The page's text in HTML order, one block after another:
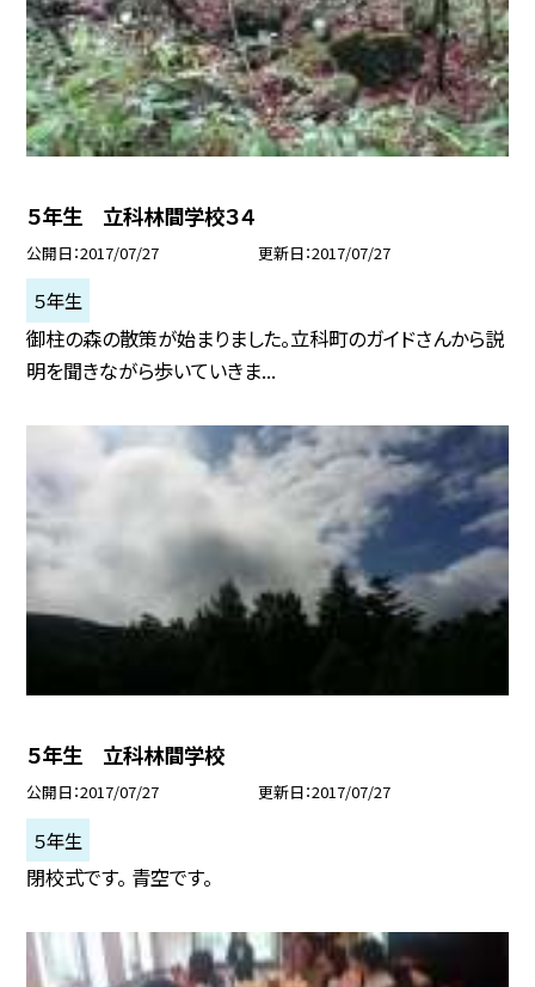
５年生 立科林間学校３４
公開日 2017/07/27 更新日 2017/07/27
５年生
御柱の森の散策が始まりました。立科町のガイドさんから説
明を聞きながら歩いていきま...
５年生 立科林間学校
公開日 2017/07/27 更新日 2017/07/27
５年生
閉校式です。 青空です。